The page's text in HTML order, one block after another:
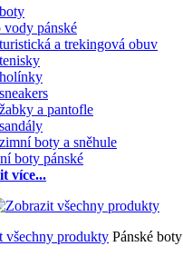
pánské
a trekingová obuv
a pantofle
boty a sněhule
boty pánské
více...
všechny produkty Pánské boty